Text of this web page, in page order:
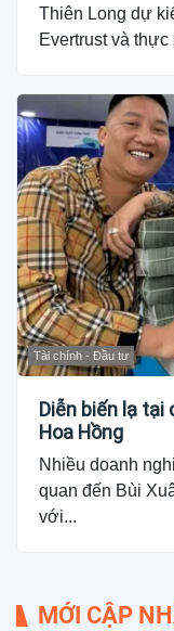
Thiên Long dự
Evertrust và
Tài chính - Đầu tư
Diễn biến lạ tại
Hoa Hồng
Nhiều doanh
quan đến Bùi
với...
MỚI CẬP